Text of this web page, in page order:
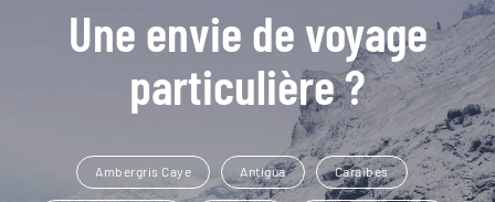
Une envie de voyage
particulière ?
Ambergris Caye Antigua Caraïbes